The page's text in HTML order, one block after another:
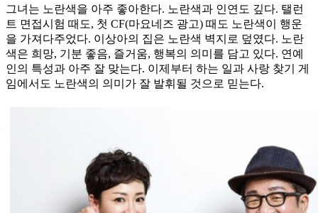
그녀는 노란색을 아주 좋아한다. 노란색과 인연도 깊다. 탤런
트 면접시험 때도, 첫 CF(마요네즈 광고) 때도 노란색이 행운
을 가져다주었다. 이상아의 집은 노란색 벽지로 덮였다. 노란
색은 희망, 기분 좋음, 즐거움, 행복의 의미를 담고 있다. 연예
인의 특성과 아주 잘 맞는다. 이제부터 하는 일과 사랑 찾기 게
임에서도 노란색의 의미가 잘 발휘될 것으로 믿는다.